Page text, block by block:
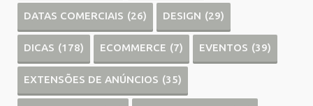
DATAS COMERCIAIS (26) DESIGN (29)
DICAS (178) ECOMMERCE (7) EVENTOS (39)
EXTENSÕES DE ANÚNCIOS (35)